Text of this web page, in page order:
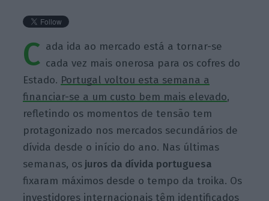
C ada ida ao mercado está a tornar-se
cada vez mais onerosa para os cofres do
Estado. Portugal voltou esta semana a
financiar-se a um custo bem mais elevado,
refletindo os momentos de tensão tem
protagonizado nos mercados secundários de
dívida desde o início do ano. Nas últimas
semanas, os juros da dívida portuguesa
fixaram máximos desde o tempo da troika. Os
investidores internacionais têm identificados